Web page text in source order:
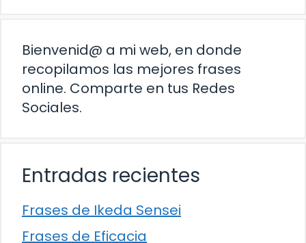
Bienvenid@ a mi web, en donde
recopilamos las mejores frases
online. Comparte en tus Redes
Sociales.
Entradas recientes
Frases de Ikeda Sensei
Frases de Eficacia